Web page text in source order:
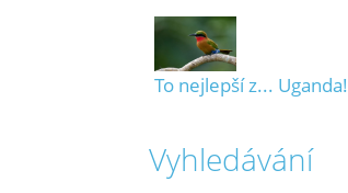
To nejlepší z... Uganda!
Vyhledávání